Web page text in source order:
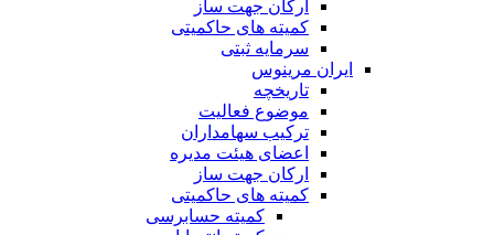
ارکان جهت ساز
کمیته های حاکمیتی
سرمایه ثبتی
ایران مرینوس
تاریخچه
موضوع فعالیت
ترکیب سهامداران
اعضای هیئت مدیره
ارکان جهت ساز
کمیته های حاکمیتی
کمیته حسابرسی